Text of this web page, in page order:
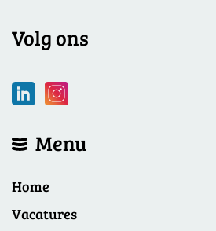
Volg ons
Menu
Home
Vacatures